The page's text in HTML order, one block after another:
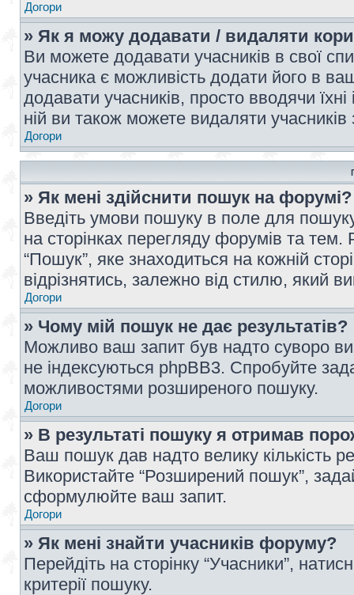
Догори
» Як я можу додавати / видаляти
Ви можете додавати учасників в свої
учасника є можливість додати його в
додавати учасників, просто вводячи
ній ви також можете видаляти учасників
Догори
» Як мені здійснити пошук на форумі?
Введіть умови пошуку в поле для
на сторінках перегляду форумів та
“Пошук”, яке знаходиться на кожній
відрізнятись, залежно від стилю, який
Догори
» Чому мій пошук не дає результатів?
Можливо ваш запит був надто суворо
не індексуються phpBB3. Спробуйте
можливостями розширеного пошуку.
Догори
» В результаті пошуку я отримав
Ваш пошук дав надто велику кількість
Використайте “Розширений пошук”,
сформулюйте ваш запит.
Догори
» Як мені знайти учасників форуму?
Перейдіть на сторінку “Учасники”,
критерії пошуку.